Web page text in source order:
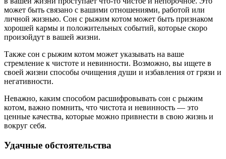
может быть связано с вашими отношениями, работой или
личной жизнью. Сон с рыжим котом может быть признаком
хорошей кармы и положительных событий, которые скоро
произойдут в вашей жизни.
Также сон с рыжим котом может указывать на ваше
стремление к чистоте и невинности. Возможно, вы ищете в
своей жизни способы очищения души и избавления от грязи и
негативности.
Неважно, каким способом расшифровывать сон с рыжим
котом, важно помнить, что чистота и невинность — это
ценные качества, которые можно привнести в свою жизнь и
вокруг себя.
Удачные обстоятельства